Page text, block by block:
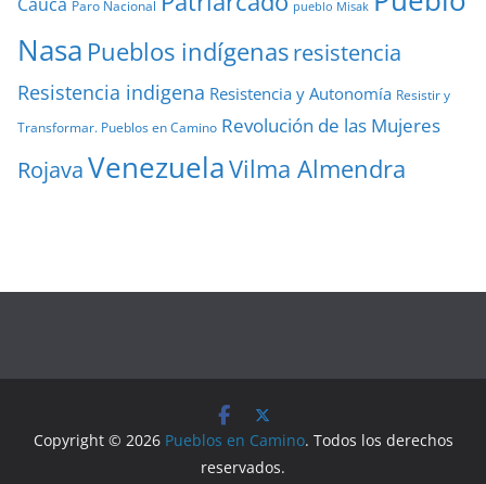
Cauca Paro Nacional pueblo Misak
Nasa Pueblos indígenasresistencia
Resistencia indigena Resistencia y Autonomía Resistir y
Transformar. Pueblos en Camino Revolución de las Mujeres
RojavaVenezuelaVilma Almendra
Copyright © 2026 Pueblos en Camino. Todos los derechos
reservados.